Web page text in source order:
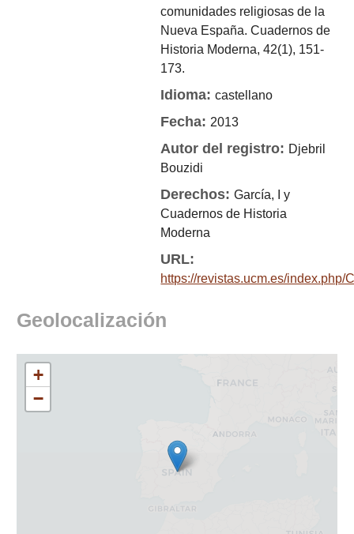
comunidades religiosas de la
Nueva España. Cuadernos de
Historia Moderna, 42(1), 151-
173.
Idioma:castellano
Fecha:2013
Autor del registro: Djebril
Bouzidi
Derechos:García, I y
Cuadernos de Historia
Moderna
URL:
https://revistas.ucm.es/
Geolocalización
+
−